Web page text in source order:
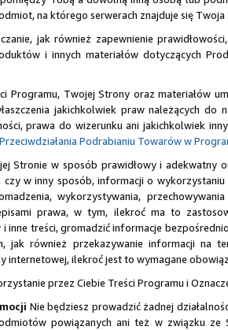
na którego serwerach znajduje się
jak również zapewnienie
i innych materiałów dotyczących
Programu, Twojej Strony oraz materiałów
jakichkolwiek praw należących
prawa do wizerunku ani jakichkolwiek
Podrabianiu Towarów w
Stronie w sposób prawidłowy i adekwatny
w inny sposób, informacji o
wykorzystywania,
prawa, w tym, ilekroć ma to
inne treści, gromadzić informacje
jak również przekazywanie informacji na
internetowej, ilekroć jest to wymagane
przez Ciebie Treści Programu i
Nie będziesz prowadzić żadnej
powiązanych ani też w związku ze